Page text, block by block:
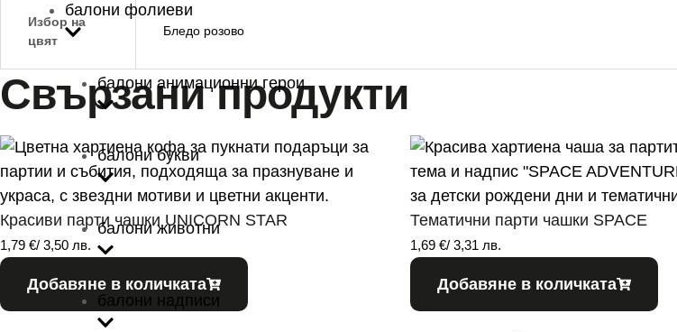
балони фолиеви
балони анимационни герои
балони букви
балони животни
балони надписи
Избор на
цвят
Бледо розово
Свързани продукти
Красиви парти чашки UNICORN STAR
1,79 €/ 3,50 лв.
Добавяне в количката
Тематични парти чашки SPACE
1,69 €/ 3,31 лв.
Добавяне в количката